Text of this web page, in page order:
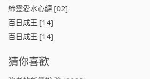
締靈愛水心纏 [02]
百日成王 [14]
百日成王 [14]
猜你喜歡